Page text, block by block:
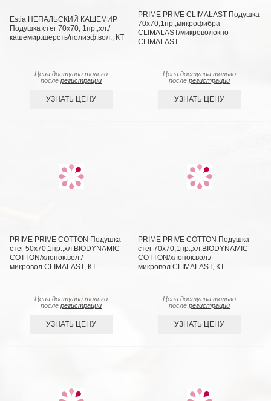
Estia НЕПАЛЬСКИЙ КАШЕМИР
Подушка стег 70х70, 1пр.,хл./
кашемир.шерсть/полиэф.вол., КТ
Цена доступна только
послерегистрации
УЗНАТЬ ЦЕНУ
PRIME PRIVE CLIMALAST Подушка
70х70,1пр.,микрофибра
CLIMALAST/микроволокно
CLIMALAST
Цена доступна только
послерегистрации
УЗНАТЬ ЦЕНУ
PRIME PRIVE COTTON Подушка
стег 50х70,1пр.,хл.BIODYNAMIC
COTTON/хлопок.вол./
микровол.CLIMALAST, КТ
Цена доступна только
послерегистрации
УЗНАТЬ ЦЕНУ
PRIME PRIVE COTTON Подушка
стег 70х70,1пр.,хл.BIODYNAMIC
COTTON/хлопок.вол./
микровол.CLIMALAST, КТ
Цена доступна только
послерегистрации
УЗНАТЬ ЦЕНУ